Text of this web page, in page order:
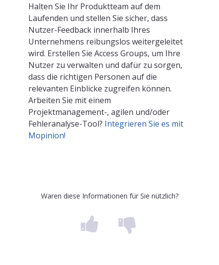
Halten Sie Ihr Produktteam auf dem
Laufenden und stellen Sie sicher, dass
Nutzer-Feedback innerhalb Ihres
Unternehmens reibungslos weitergeleitet
wird. Erstellen Sie Access Groups, um Ihre
Nutzer zu verwalten und dafür zu sorgen,
dass die richtigen Personen auf die
relevanten Einblicke zugreifen können.
Arbeiten Sie mit einem
Projektmanagement-, agilen und/oder
Fehleranalyse-Tool? Integrieren Sie es mit
Mopinion!
Waren diese Informationen für Sie nützlich?